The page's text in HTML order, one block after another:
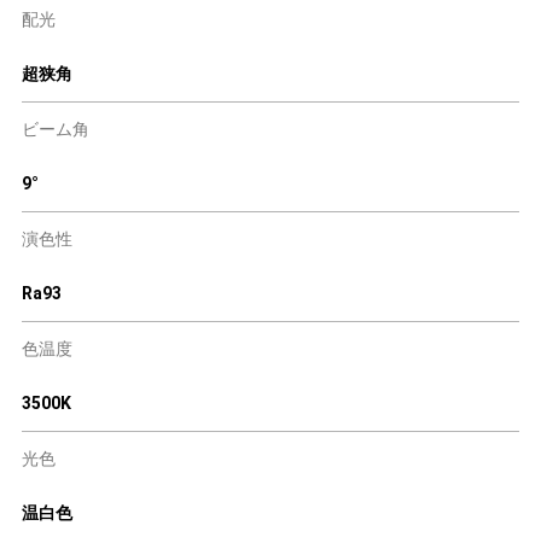
配光
超狭角
ビーム角
9°
演色性
Ra93
色温度
3500K
光色
温白色